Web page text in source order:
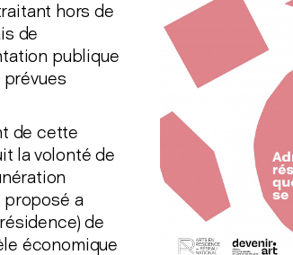
hors de
de
publique
de cette
la volonté de
a
de
économique